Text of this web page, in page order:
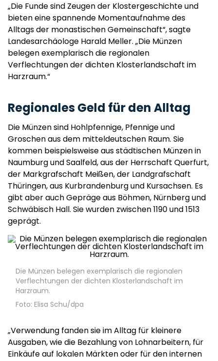
„Die Funde sind Zeugen der Klostergeschichte und
bieten eine spannende Momentaufnahme des
Alltags der monastischen Gemeinschaft“, sagte
Landesarchäologe Harald Meller. „Die Münzen
belegen exemplarisch die regionalen
Verflechtungen der dichten Klosterlandschaft im
Harzraum.“
Regionales Geld für den Alltag
Die Münzen sind Hohlpfennige, Pfennige und
Groschen aus dem mitteldeutschen Raum. Sie
kommen beispielsweise aus städtischen Münzen in
Naumburg und Saalfeld, aus der Herrschaft Querfurt,
der Markgrafschaft Meißen, der Landgrafschaft
Thüringen, aus Kurbrandenburg und Kursachsen. Es
gibt aber auch Gepräge aus Böhmen, Nürnberg und
Schwäbisch Hall. Sie wurden zwischen 1190 und 1513
geprägt.
Die Münzen belegen exemplarisch die regionalen
Verflechtungen der dichten Klosterlandschaft im
Harzraum.
Foto: Elisa Schu/dpa
„Verwendung fanden sie im Alltag für kleinere
Ausgaben, wie die Bezahlung von Lohnarbeitern, für
Einkäufe auf lokalen Märkten oder für den internen